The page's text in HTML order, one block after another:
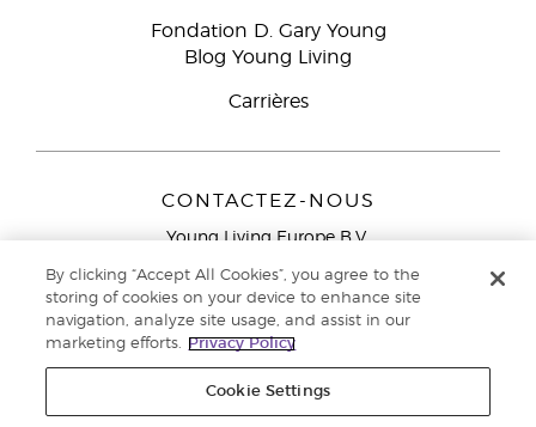
Fondation D. Gary Young
Blog Young Living
Carrières
CONTACTEZ-NOUS
Young Living Europe B.V.
9727 AJ Groningen
Service réservé aux Partenaires de la marque
791
By clicking “Accept All Cookies”, you agree to the
storing of cookies on your device to enhance site
navigation, analyze site usage, and assist in our
marketing efforts.
Privacy Policy
Cookie Settings